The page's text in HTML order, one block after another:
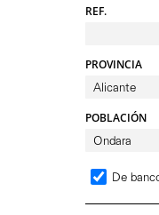
REF.
PROVINCIA
POBLACIÓN
De